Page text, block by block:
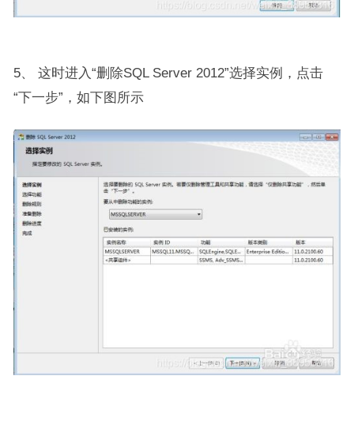
5、 这时进入“删除SQL Server 2012”选择实例，点击
“下一步”，如下图所示